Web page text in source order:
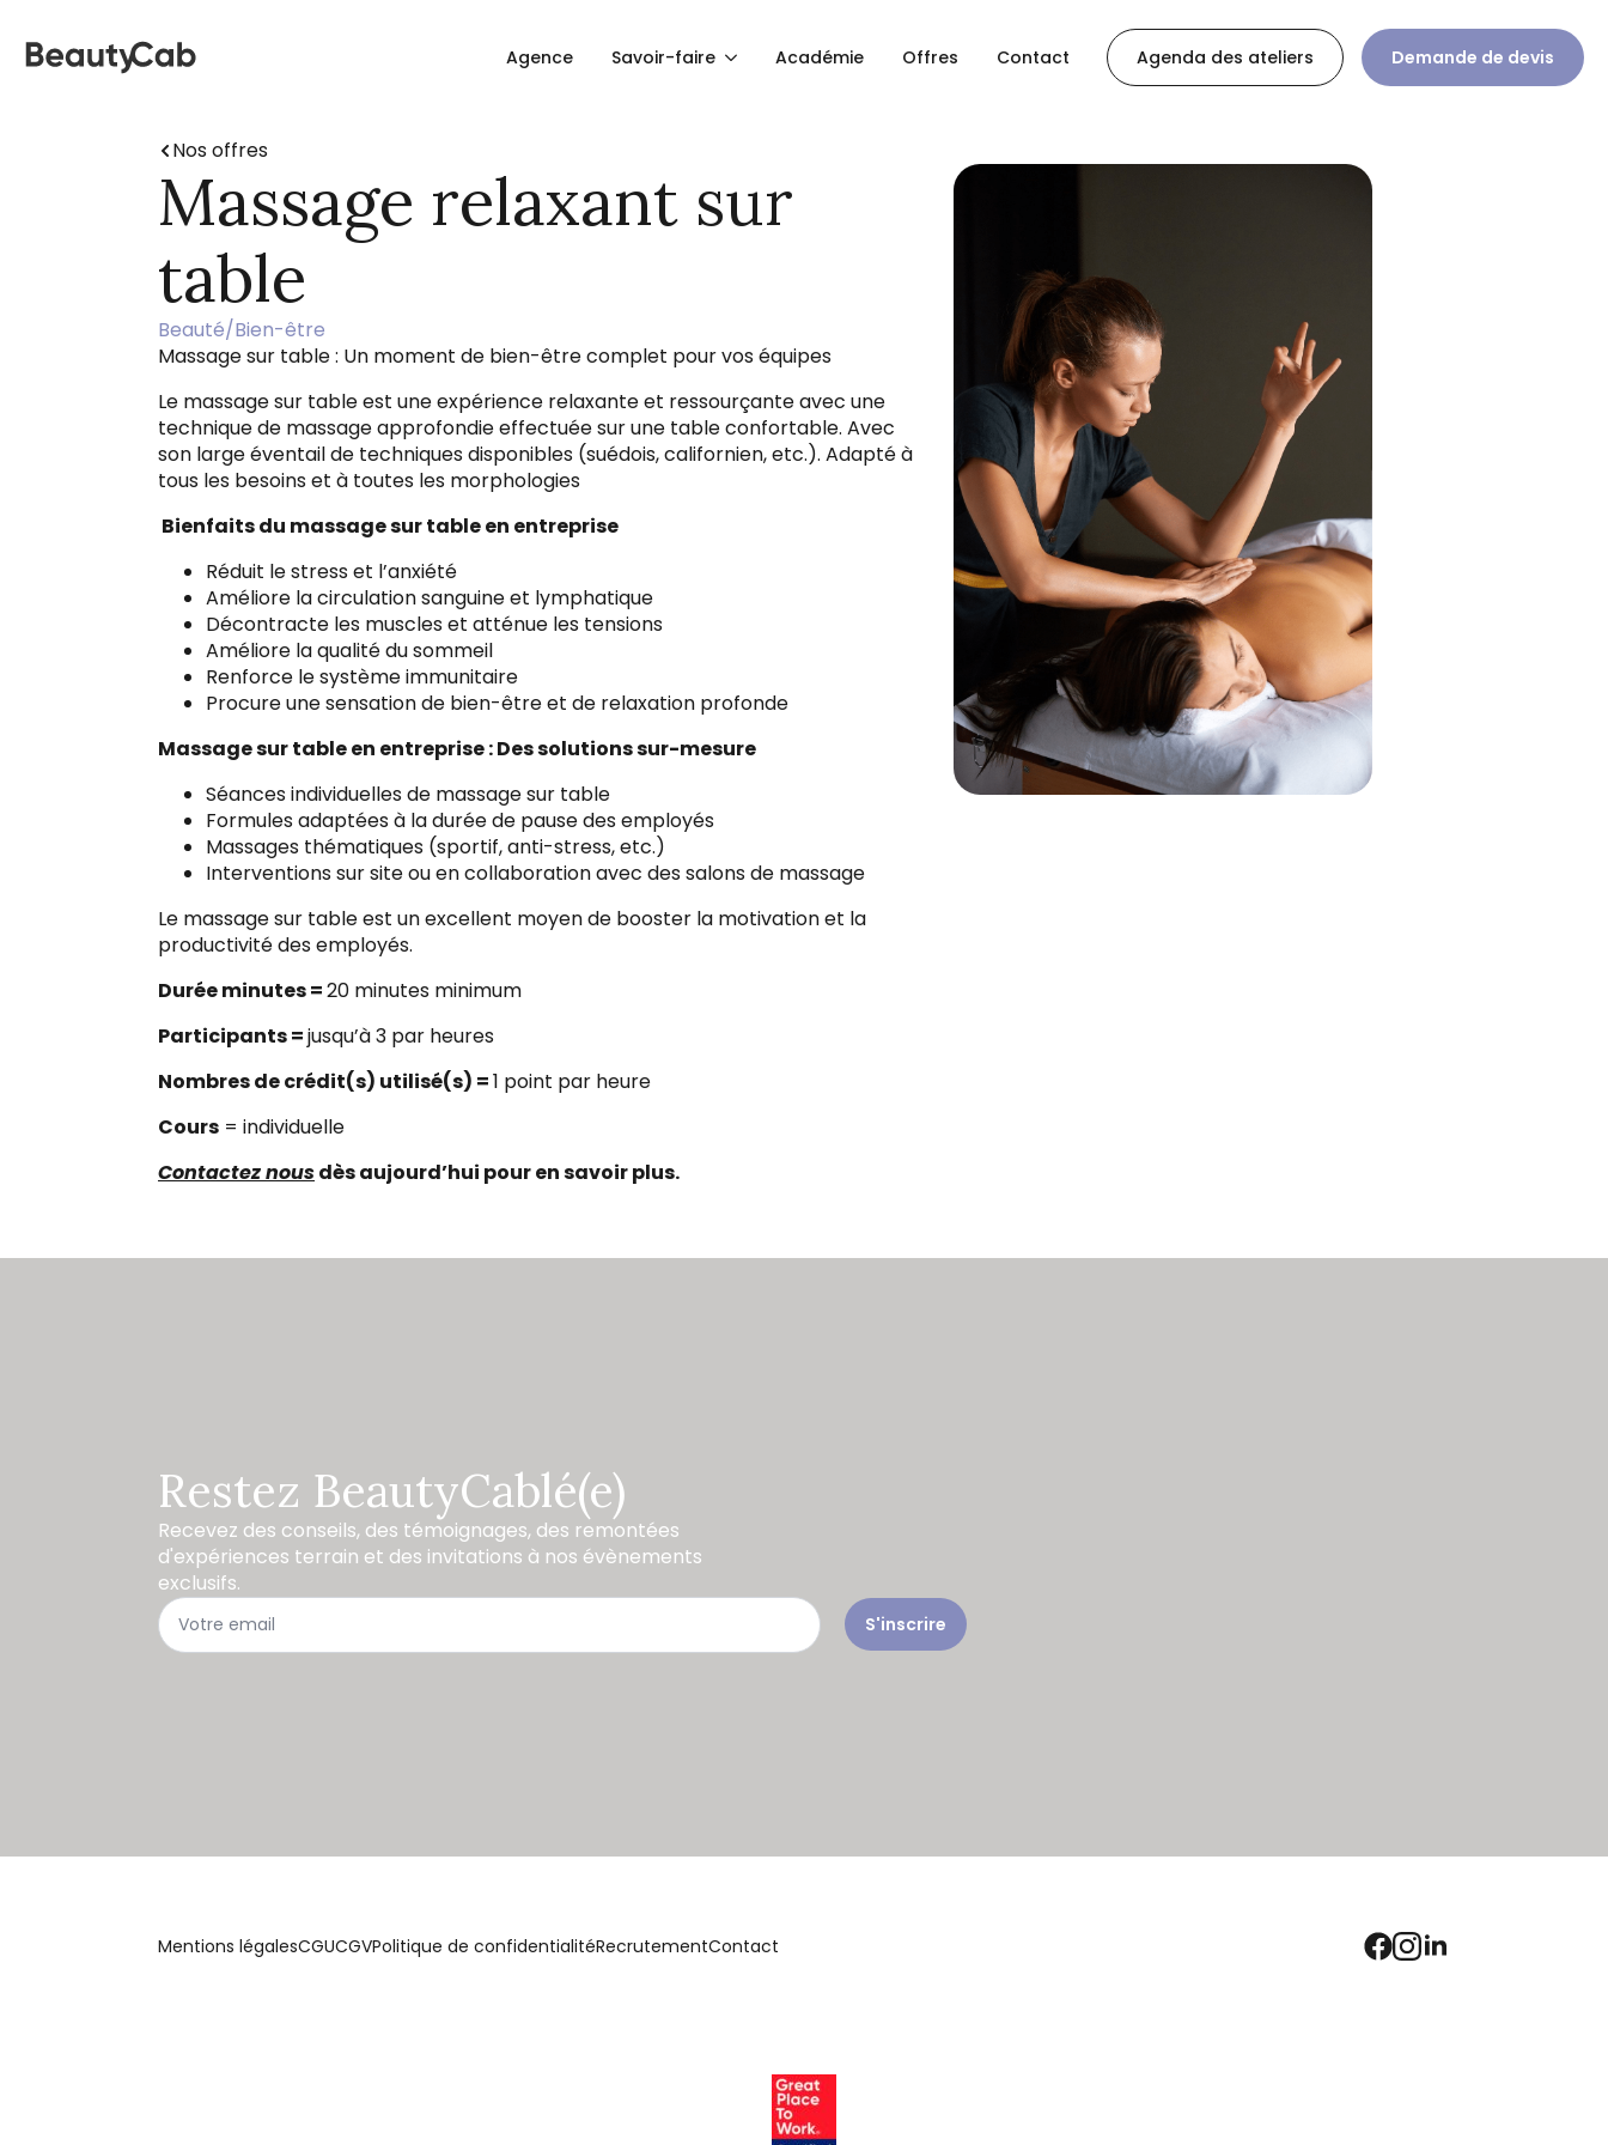
Agence Savoir-faire Académie Offres Contact Agenda des ateliers Demande de devis
Nos offres
Massage relaxant sur
table
Beauté/Bien-être
Massage sur table : Un moment de bien-être complet pour vos équipes
Le massage sur table est une expérience relaxante et ressourçante avec une
technique de massage approfondie effectuée sur une table confortable. Avec
son large éventail de techniques disponibles (suédois, californien, etc.). Adapté à
tous les besoins et à toutes les morphologies
Bienfaits du massage sur table en entreprise
Réduit le stress et l’anxiété
Améliore la circulation sanguine et lymphatique
Décontracte les muscles et atténue les tensions
Améliore la qualité du sommeil
Renforce le système immunitaire
Procure une sensation de bien-être et de relaxation profonde
Massage sur table en entreprise : Des solutions sur-mesure
Séances individuelles de massage sur table
Formules adaptées à la durée de pause des employés
Massages thématiques (sportif, anti-stress, etc.)
Interventions sur site ou en collaboration avec des salons de massage
Le massage sur table est un excellent moyen de booster la motivation et la
productivité des employés.
Durée minutes =20 minutes minimum
Participants =jusqu’à 3 par heures
Nombres de crédit(s) utilisé(s) =1 point par heure
Cours = individuelle
Contactez nousdès aujourd’hui pour en savoir plus.
Restez BeautyCablé(e)
Recevez des conseils, des témoignages, des remontées
d'expériences terrain et des invitations à nos évènements
exclusifs.
S'inscrire
Mentions légalesCGUCGVPolitique de confidentialitéRecrutementContact